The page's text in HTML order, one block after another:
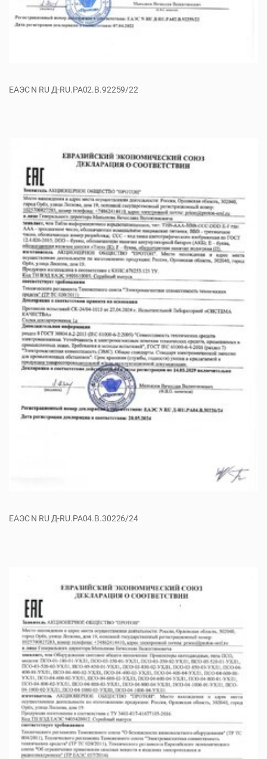
ЕАЭС N RU Д-RU.РА02.В.92259/22
ЕАЭС N RU Д-RU.РА04.B.30226/24